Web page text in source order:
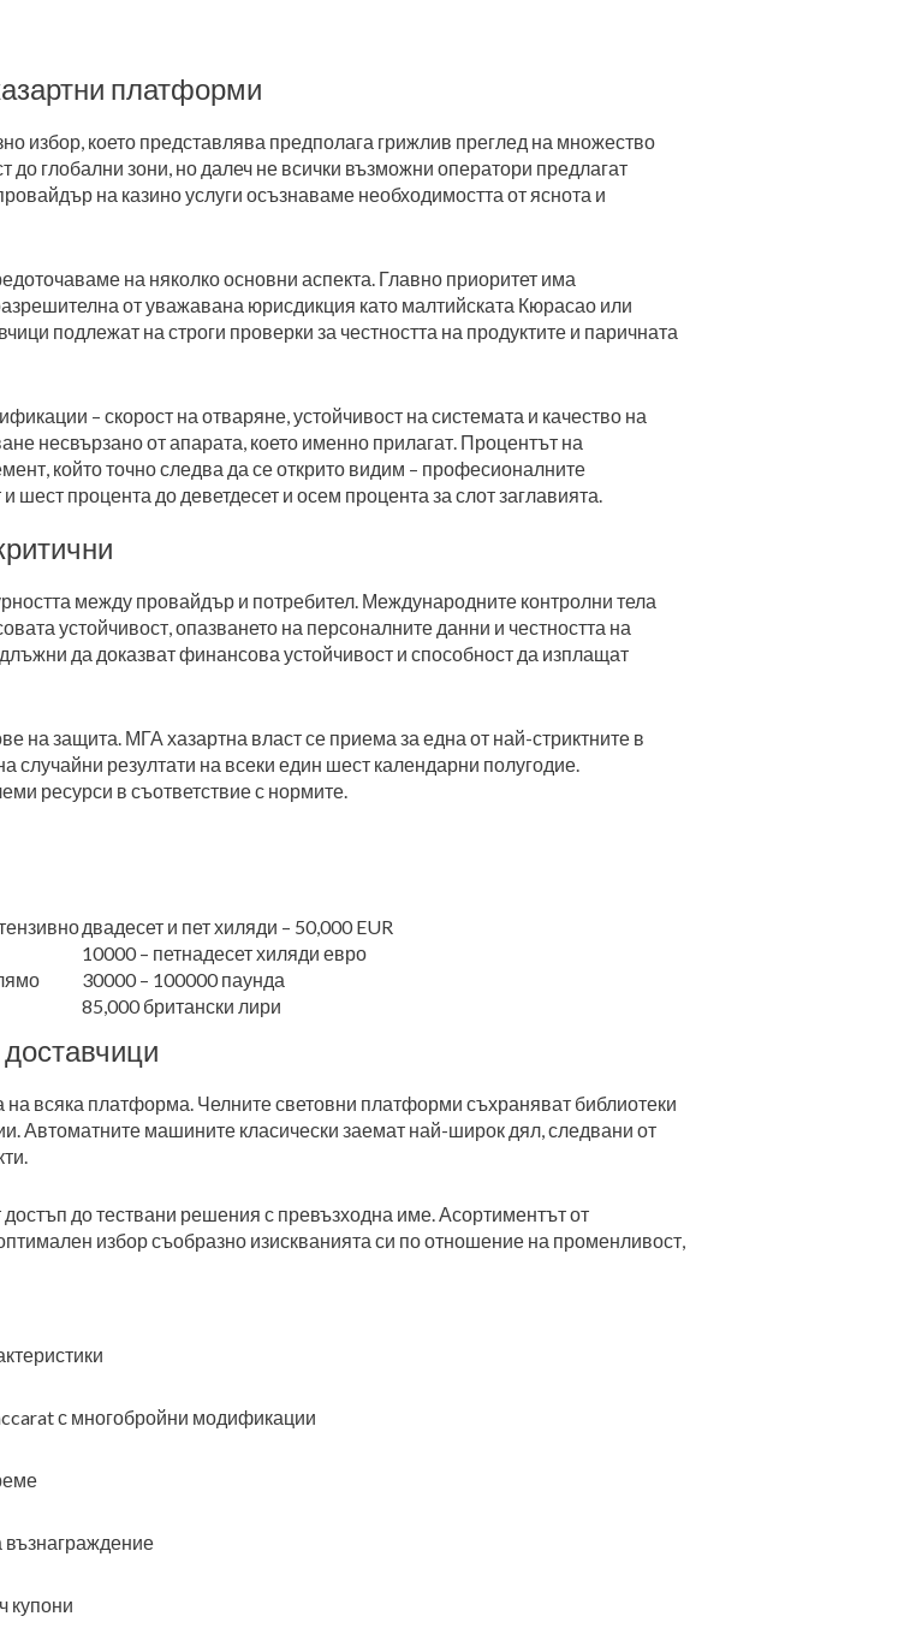
платформи
избор, което представлява предполага грижлив преглед на множество
глобални зони, но далеч не всички възможни оператори предлагат
на казино услуги осъзнаваме необходимостта от яснота и
на няколко основни аспекта. Главно приоритет има
от уважавана юрисдикция като малтийската Кюрасао или
подлежат на строги проверки за честността на продуктите и паричната
– скорост на отваряне, устойчивост на системата и качество на
несвързано от апарата, което именно прилагат. Процентът на
който точно следва да се открито видим – професионалните
шест процента до деветдесет и осем процента за слот заглавията.
между провайдър и потребител. Международните контролни тела
устойчивост, опазването на персоналните данни и честността на
да доказват финансова устойчивост и способност да изплащат
на защита. МГА хазартна власт се приема за една от най-стриктните в
случайни резултати на всеки един шест календарни полугодие.
ресурси в съответствие с нормите.
двадесет и пет хиляди – 50,000 EUR
10000 – петнадесет хиляди евро
30000 – 100000 паунда
85,000 британски лири
всяка платформа. Челните световни платформи съхраняват библиотеки
Автоматните машините класически заемат най-широк дял, следвани от
до тествани решения с превъзходна име. Асортиментът от
избор съобразно изискванията си по отношение на променливост,
с многобройни модификации
възнаграждение
купони